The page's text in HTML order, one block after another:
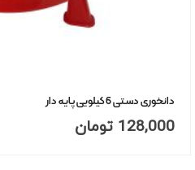
دانخوری دستی 6 کیلویی پایه دار
128,000 تومان